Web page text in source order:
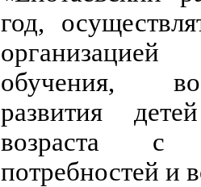
год,
обучения,
развития
возраста
потребностей и